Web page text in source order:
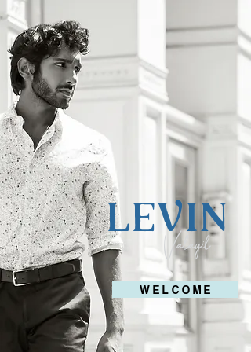
LEVIN
Valayil
W E L C O M E